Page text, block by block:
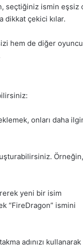
seçtiğiniz ismin eşsiz
dikkat çekici kılar.
hem de diğer
onları daha
yeni bir isim
“FireDragon” ismini
adınızı kullanarak